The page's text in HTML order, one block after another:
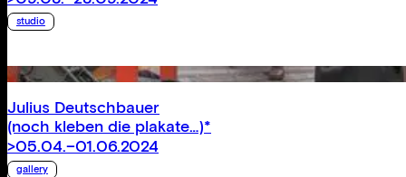
studio
Julius Deutschbauer
(noch kleben die plakate…)*
>05.04.–01.06.2024
gallery